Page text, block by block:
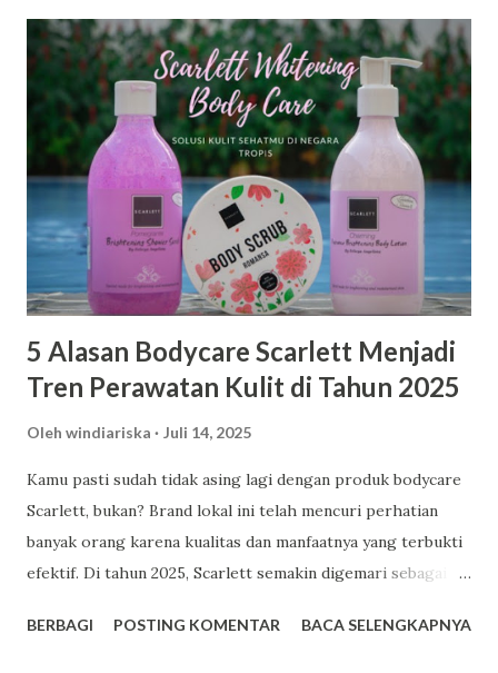
5 Alasan Bodycare Scarlett Menjadi
Tren Perawatan Kulit di Tahun 2025
Oleh windiariska Juli 14, 2025
Kamu pasti sudah tidak asing lagi dengan produk bodycare
Scarlett, bukan? Brand lokal ini telah mencuri perhatian
banyak orang karena kualitas dan manfaatnya yang terbukti
efektif. Di tahun 2025, Scarlett semakin digemari sebagai
alasan mengapa Scarlett menjadi tren bodycare yang patut
BERBAGI POSTING KOMENTAR BACA SELENGKAPNYA